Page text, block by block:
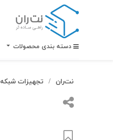
دسته بندی محصولات
نت‌ران / تجهیزات شبکه